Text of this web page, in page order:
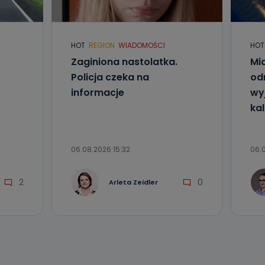
od
ze
2
HOT REGION WIADOMOŚCI
Zaginiona nastolatka.
Policja czeka na
informacje
06.08.2026 15:32
Arleta Zeidler 0
HOT